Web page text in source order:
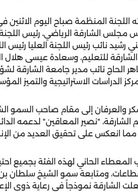
المنظمة صباح اليوم الاثنين
الشارقة الرياضي، رئيس اللجنة
رشيد نائب رئيس اللجنة العليا رئيس
للتعليم، وسعادة عيسى هلال
الحاج نائب مدير جامعة الشارقة
الدراسات الاستراتيجية والتميز
والعرفان إلى مقام صاحب السمو
"نصير المعاقين" لدعمه
مما انعكس على تحقيق العديد من
الحاني لهذه الفئة بجميع
ومتابعة سمو الشيخ سلطان
الشارقة نموذجاً في رعاية ذوي